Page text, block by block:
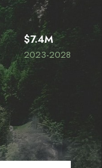
$7.4M
2023-2028